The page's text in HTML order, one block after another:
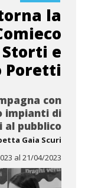
la
e
Poretti
con
impianti di
al pubblico
Gaia Scuri
al 21/04/2023